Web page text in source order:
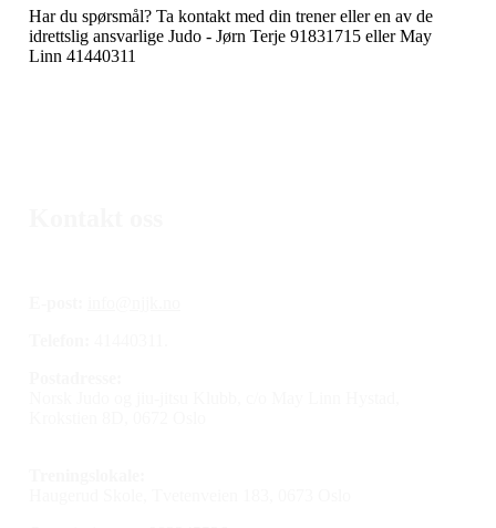
Har du spørsmål? Ta kontakt med din trener eller en av de
idrettslig ansvarlige Judo - Jørn Terje 91831715 eller May
Linn 41440311